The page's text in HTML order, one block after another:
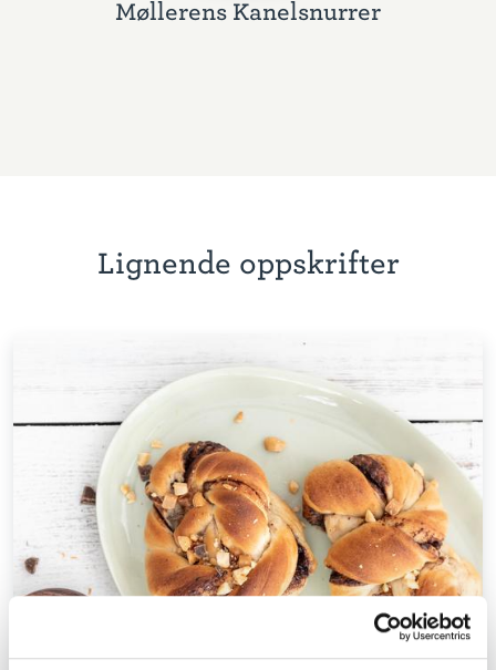
Møllerens Kanelsnurrer
Lignende oppskrifter